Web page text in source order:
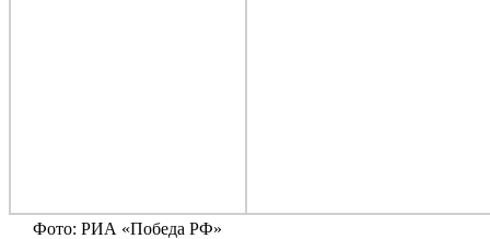
Фото: РИА «Победа РФ»